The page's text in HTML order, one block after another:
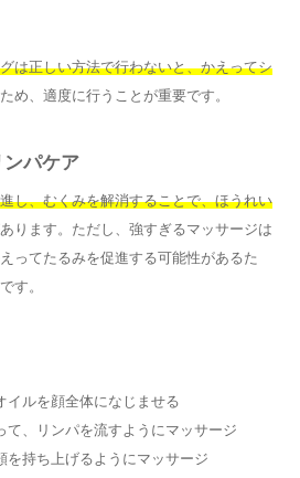
は正しい方法で行わないと、かえってシ
め、適度に行うことが重要です。
パケア
し、むくみを解消することで、ほうれい
ります。ただし、強すぎるマッサージは
ってたるみを促進する可能性があるた
す。
イルを顔全体になじませる
て、リンパを流すようにマッサージ
を持ち上げるようにマッサージ